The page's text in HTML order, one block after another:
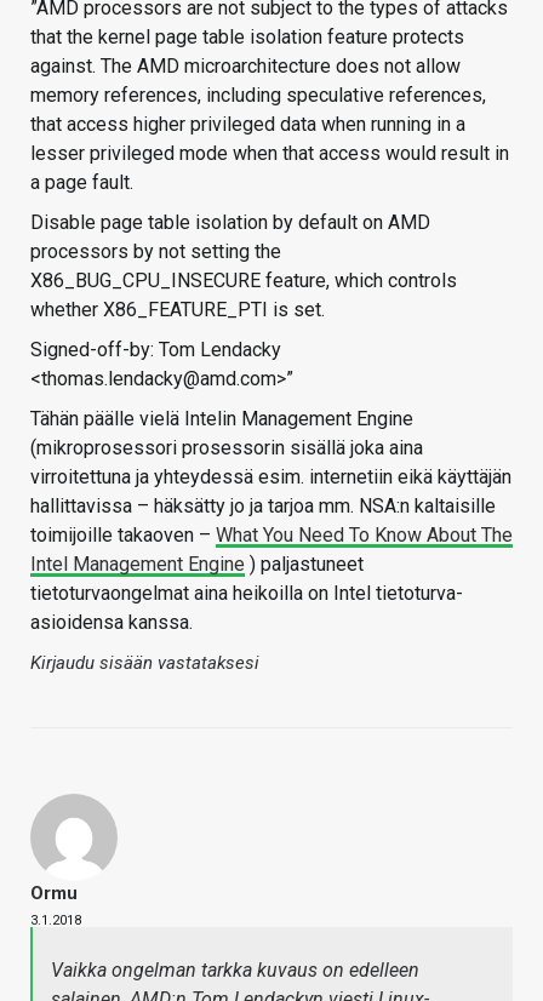
”AMD processors are not subject to the types of attacks
that the kernel page table isolation feature protects
against. The AMD microarchitecture does not allow
memory references, including speculative references,
that access higher privileged data when running in a
lesser privileged mode when that access would result in
a page fault.
Disable page table isolation by default on AMD
processors by not setting the
X86_BUG_CPU_INSECURE feature, which controls
whether X86_FEATURE_PTI is set.
Signed-off-by: Tom Lendacky
<thomas.lendacky@amd.com>”
Tähän päälle vielä Intelin Management Engine
(mikroprosessori prosessorin sisällä joka aina
virroitettuna ja yhteydessä esim. internetiin eikä käyttäjän
hallittavissa – häksätty jo ja tarjoa mm. NSA:n kaltaisille
toimijoille takaoven – What You Need To Know About The
Intel Management Engine ) paljastuneet
tietoturvaongelmat aina heikoilla on Intel tietoturva-
asioidensa kanssa.
Kirjaudu sisään vastataksesi
Ormu
3.1.2018
Vaikka ongelman tarkka kuvaus on edelleen